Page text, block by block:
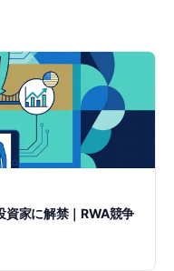
家に解禁｜RWA競争